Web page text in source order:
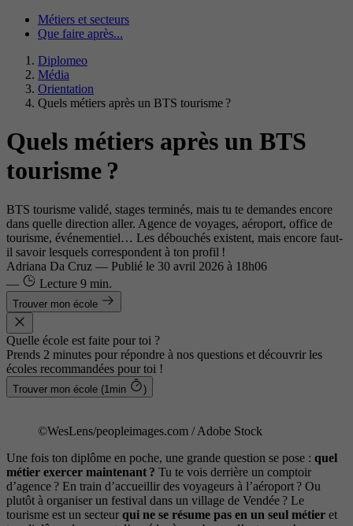
Métiers et secteurs
Que faire après...
Diplomeo
Média
Orientation
Quels métiers après un BTS tourisme ?
Quels métiers après un BTS
tourisme ?
BTS tourisme validé, stages terminés, mais tu te demandes encore
dans quelle direction aller. Agence de voyages, aéroport, office de
tourisme, événementiel… Les débouchés existent, mais encore faut-
il savoir lesquels correspondent à ton profil !
Adriana Da Cruz — Publié le 30 avril 2026 à 18h06
—
Lecture 9 min.
Trouver mon école
Quelle école est faite pour toi ?
Prends 2 minutes pour répondre à nos questions et découvrir les
écoles recommandées pour toi !
Trouver mon école (1min )
©WesLens/peopleimages.com / Adobe Stock
Une fois ton diplôme en poche, une grande question se pose : quel
métier exercer maintenant ? Tu te vois derrière un comptoir
d’agence ? En train d’accueillir des voyageurs à l’aéroport ? Ou
plutôt à organiser un festival dans un village de Vendée ? Le
tourisme est un secteur qui ne se résume pas en un seul métier et